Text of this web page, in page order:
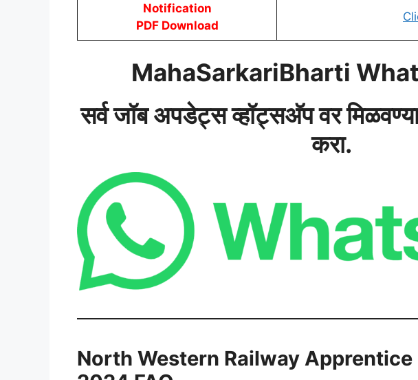
Notification
PDF Download
MahaSarkariBharti
सर्व जॉब अपडेट्स व्हॉट्सअ‍ॅप वर
करा.
North Western Railway Apprentice